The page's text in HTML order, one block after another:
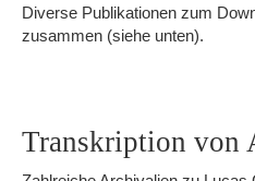
Diverse Publikationen zum
zusammen (siehe unten).
Transkription von